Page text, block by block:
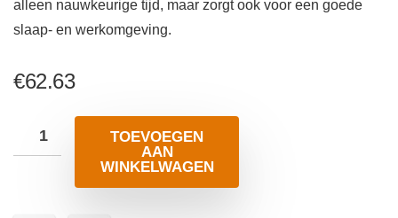
alleen nauwkeurige tijd, maar zorgt ook voor een goede
slaap- en werkomgeving.
€62.63
TOEVOEGEN
AAN
WINKELWAGEN